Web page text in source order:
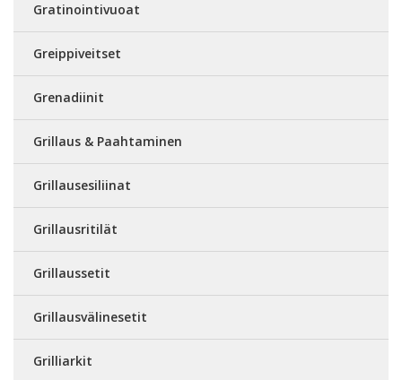
Gratinointivuoat
Greippiveitset
Grenadiinit
Grillaus & Paahtaminen
Grillausesiliinat
Grillausritilät
Grillaussetit
Grillausvälinesetit
Grilliarkit